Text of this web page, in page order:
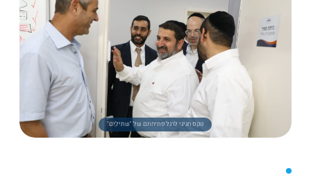
טקס חגיגי לרגל פתיחתם של "שתילים"